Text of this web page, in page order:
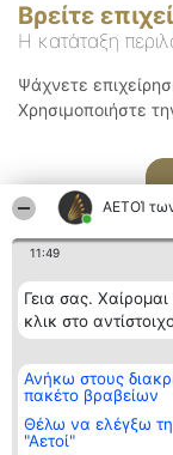
ΑΕΤΟΊ
11:49
Γεια σας.
κλικ στο
Ανήκω στους
πακέτο βραβείων
Θέλω να ελέγξω
"Αετοί"
Βρείτε
Η κατάταξη
Ψάχνετε
Χρησιμοποιήστε
Διοργανωτής της
κατάταξης
BEAUTIFUL COMPANY
ΤΗΛ. ΕΠΙΚΟΙΝΩΝΙΑΣ:
2104128019